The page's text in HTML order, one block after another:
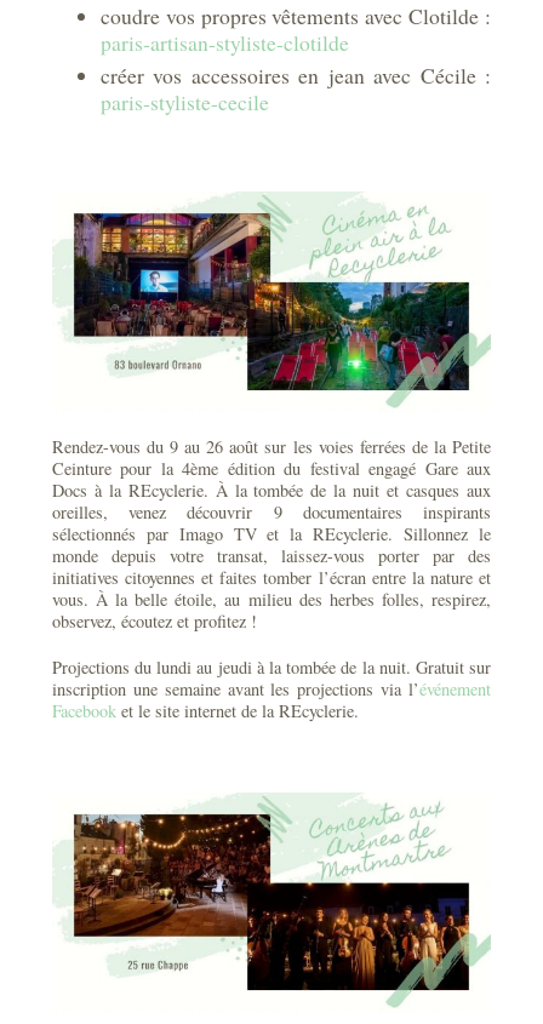
coudre vos propres vêtements avec Clotilde :
paris-artisan-styliste-clotilde
créer vos accessoires en jean avec Cécile :
paris-styliste-cecile
Rendez-vous du 9 au 26 août sur les voies ferrées de la Petite
Ceinture pour la 4ème édition du festival engagé Gare aux
Docs à la REcyclerie. À la tombée de la nuit et casques aux
oreilles, venez découvrir 9 documentaires inspirants
sélectionnés par Imago TV et la REcyclerie. Sillonnez le
monde depuis votre transat, laissez-vous porter par des
initiatives citoyennes et faites tomber l’écran entre la nature et
vous. À la belle étoile, au milieu des herbes folles, respirez,
observez, écoutez et profitez !
Projections du lundi au jeudi à la tombée de la nuit. Gratuit sur
inscription une semaine avant les projections via l’événement
Facebooket le site internet de la REcyclerie.